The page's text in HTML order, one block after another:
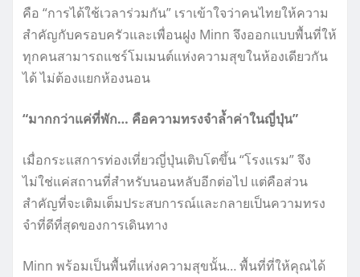
คือ “การได้ใช้เวลาร่วมกัน” เราเข้าใจว่าคนไทยให้ความ
สำคัญกับครอบครัวและเพื่อนฝูง Minn จึงออกแบบพื้นที่ให้
ทุกคนสามารถแชร์โมเมนต์แห่งความสุขในห้องเดียวกัน
ได้ ไม่ต้องแยกห้องนอน
“มากกว่าแค่ที่พัก… คือความทรงจำล้ำค่าในญี่ปุ่น”
เมื่อกระแสการท่องเที่ยวญี่ปุ่นเติบโตขึ้น “โรงแรม” จึง
ไม่ใช่แค่สถานที่สำหรับนอนหลับอีกต่อไป แต่คือส่วน
สำคัญที่จะเติมเต็มประสบการณ์และกลายเป็นความทรง
จำที่ดีที่สุดของการเดินทาง
Minn พร้อมเป็นพื้นที่แห่งความสุขนั้น… พื้นที่ที่ให้คุณได้